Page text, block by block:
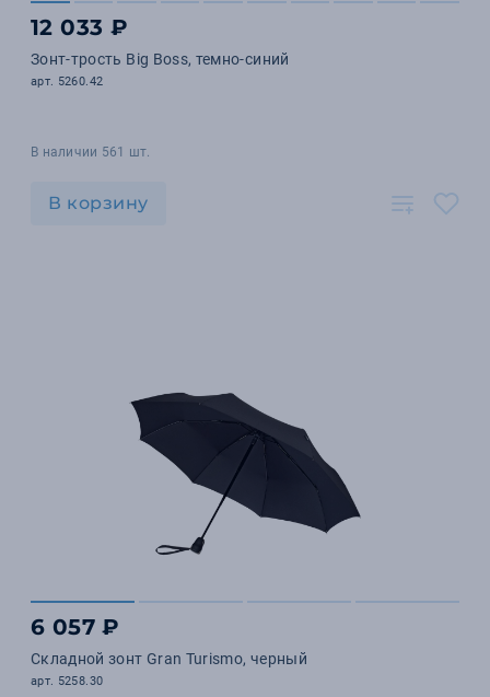
12 033 ₽
Зонт-трость Big Boss, темно-синий
арт. 5260.42
В наличии 561 шт.
В корзину
6 057 ₽
Складной зонт Gran Turismo, черный
арт. 5258.30